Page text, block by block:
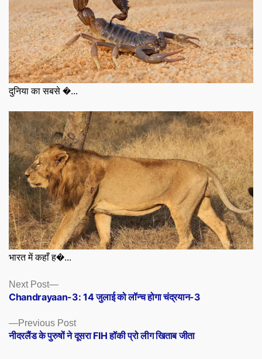
दुनिया का सबसे �...
भारत में कहाँ ह�...
Posts
navigation
Previous PostPrevious
post:
नीदरलैंड के पुरुषों ने दूसरा FIH हॉकी प्रो लीग खिताब जीता
Next Post
Next
post:
Chandrayaan-3: 14 जुलाई को लॉन्च होगा चंद्रयान-3